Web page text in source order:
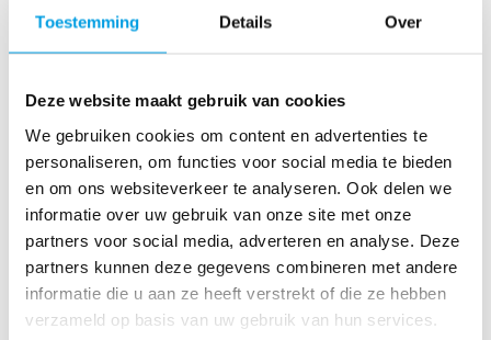
Toestemming Details Over
Deze website maakt gebruik van cookies
We gebruiken cookies om content en advertenties te
personaliseren, om functies voor social media te bieden
en om ons websiteverkeer te analyseren. Ook delen we
informatie over uw gebruik van onze site met onze
partners voor social media, adverteren en analyse. Deze
partners kunnen deze gegevens combineren met andere
informatie die u aan ze heeft verstrekt of die ze hebben
verzameld op basis van uw gebruik van hun services.
as
R
u
n
L
o
ve
Li
fe
R